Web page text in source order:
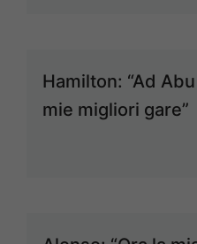
Hamilton: “Ad
mie migliori gare”